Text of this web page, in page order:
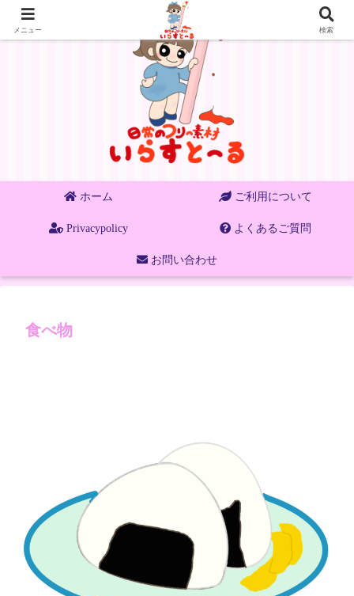
ホーム ご利用について
Privacypolicy よくあるご質問
お問い合わせ
食べ物
メニュー 検索